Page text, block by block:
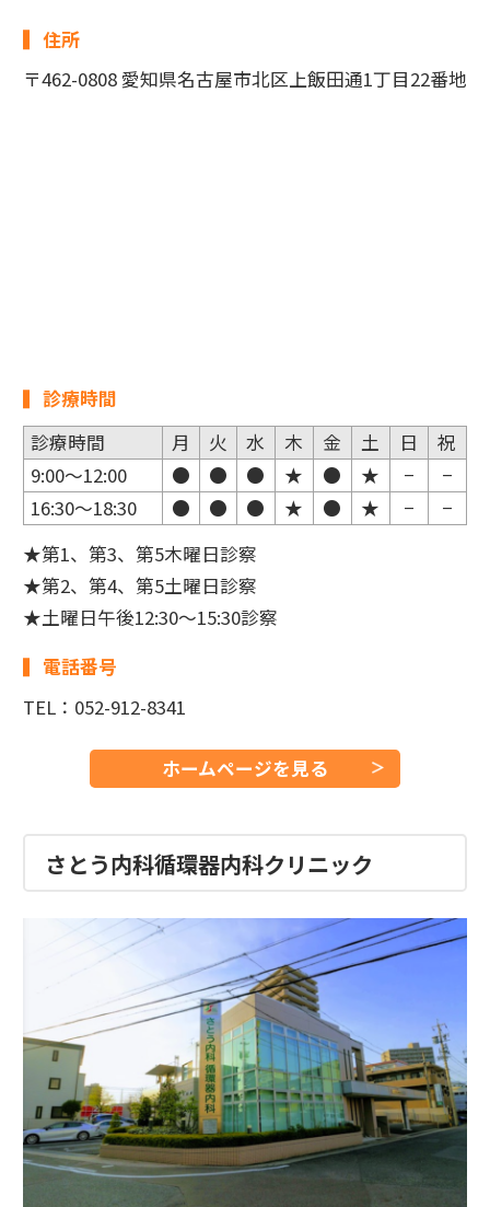
住所
〒462-0808 愛知県名古屋市北区上飯田通1丁目22番地
診療時間
診療時間
月 火 水 木 金 土 日
祝
9:00〜12:00
● ● ● ★ ● ★ −
−
16:30〜18:30
● ● ● ★ ● ★ −
−
★第1、第3、第5木曜日診察
★第2、第4、第5土曜日診察
★土曜日午後12:30〜15:30診察
電話番号
TEL：052-912-8341
ホームページを見る
さとう内科循環器内科クリニック